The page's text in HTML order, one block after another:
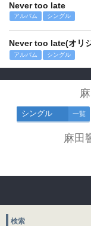
Never too late
アルバム シングル
Never too late(オリ
アルバム シングル
シングル 一覧
麻田
検索